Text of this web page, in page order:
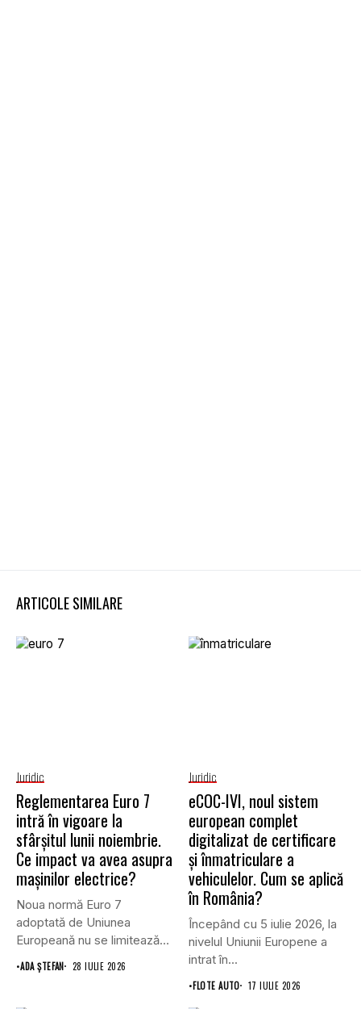
ARTICOLE SIMILARE
Juridic
Reglementarea Euro 7
intră în vigoare la
sfârșitul lunii noiembrie.
Ce impact va avea asupra
mașinilor electrice?
Noua normă Euro 7
adoptată de Uniunea
Europeană nu se limitează
doar...
•ADA ȘTEFAN 28 IULIE 2026
Juridic
eCOC-IVI, noul sistem
european complet
digitalizat de certificare
și înmatriculare a
vehiculelor. Cum se aplică
în România?
Începând cu 5 iulie 2026, la
nivelul Uniunii Europene a
intrat în...
•FLOTE AUTO 17 IULIE 2026